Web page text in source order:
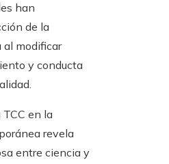
han
de la
modificar
y conducta
en la
revela
entre ciencia y